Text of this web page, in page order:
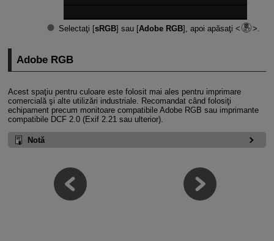
Selectaţi [sRGB] sau [Adobe RGB], apoi apăsaţi
Adobe RGB
Acest spaţiu pentru culoare este folosit mai ales pentru imprimare
comercială şi alte utilizări industriale. Recomandat când folosiţi
echipament precum monitoare compatibile Adobe RGB sau imprimante
compatibile DCF 2.0 (Exif 2.21 sau ulterior).
Notă